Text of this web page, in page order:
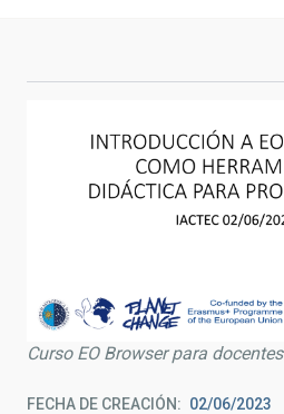
Curso EO Browser para docentes
FECHA DE CREACIÓN 02/06/2023